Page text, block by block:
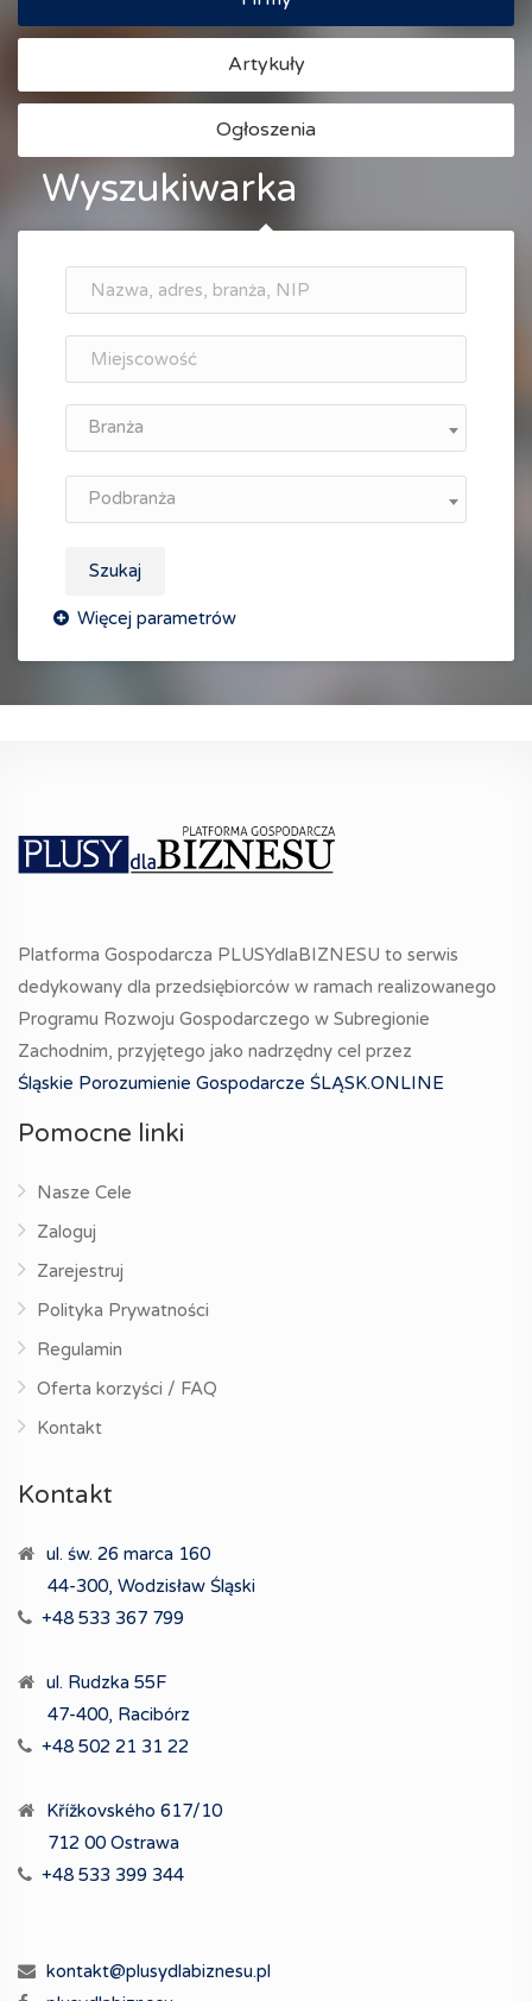
Artykuły
Ogłoszenia
Wyszukiwarka
Branża
Podbranża
Szukaj
Platforma Gospodarcza PLUSYdlaBIZNESU to serwis
dedykowany dla przedsiębiorców w ramach realizowanego
Programu Rozwoju Gospodarczego w Subregionie
Zachodnim, przyjętego jako nadrzędny cel przez
Śląskie Porozumienie Gospodarcze ŚLĄSK.ONLINE
Pomocne linki
Nasze Cele
Zaloguj
Zarejestruj
Polityka Prywatności
Regulamin
Oferta korzyści / FAQ
Kontakt
Kontakt
ul. św. 26 marca 160
44-300, Wodzisław Śląski
+48 533 367 799
ul. Rudzka 55F
47-400, Racibórz
+48 502 21 31 22
Křížkovského 617/10
712 00 Ostrawa
+48 533 399 344
kontakt@plusydlabiznesu.pl